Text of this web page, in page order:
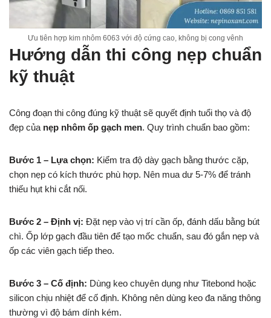
Ưu tiên hợp kim nhôm 6063 với độ cứng cao, không bị cong vênh
Hướng dẫn thi công nẹp chuẩn
kỹ thuật
Công đoạn thi công đúng kỹ thuật sẽ quyết định tuổi thọ và độ
đẹp của nẹp nhôm ốp gạch men. Quy trình chuẩn bao gồm:
Bước 1 – Lựa chọn: Kiểm tra độ dày gạch bằng thước cặp,
chọn nẹp có kích thước phù hợp. Nên mua dư 5-7% để tránh
thiếu hụt khi cắt nối.
Bước 2 – Định vị: Đặt nẹp vào vị trí cần ốp, đánh dấu bằng bút
chì. Ốp lớp gạch đầu tiên để tạo mốc chuẩn, sau đó gắn nẹp và
ốp các viên gạch tiếp theo.
Bước 3 – Cố định: Dùng keo chuyên dụng như Titebond hoặc
silicon chịu nhiệt để cố định. Không nên dùng keo đa năng thông
thường vì độ bám dính kém.